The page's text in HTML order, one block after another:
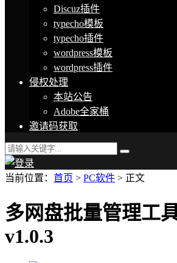
Discuz插件
typecho模板
typecho插件
wordpress模板
wordpress插件
侵权处理
本站公告
Adobe全家桶
邀请码获取
当前位置： 首页 > PC软件 > 正文
多网盘批量管理工
v1.0.3